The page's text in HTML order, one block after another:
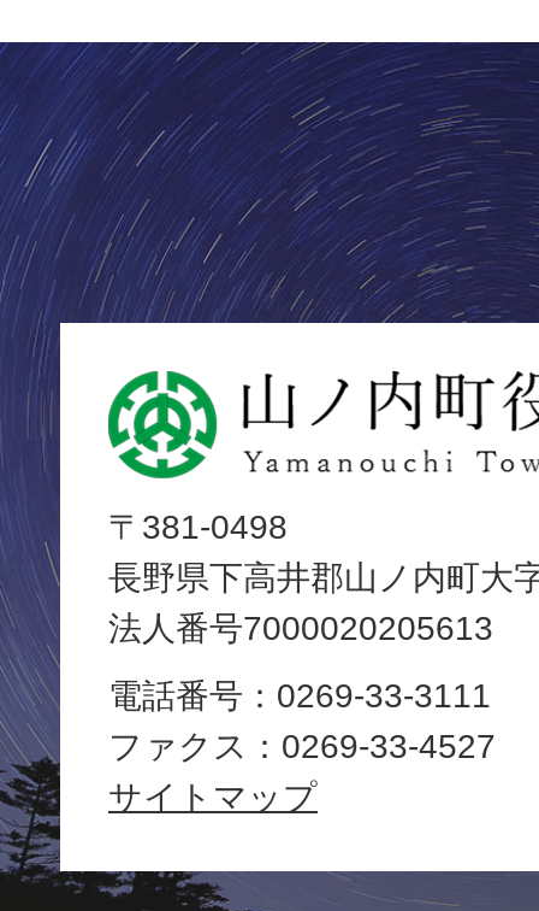
山
ノ
内
町
役
場
Yamanouchi
Town
〒381-0498
長野県下高井郡山ノ内町大
法人番号7000020205613
電話番号：0269-33-3111
ファクス：0269-33-4527
サイトマップ